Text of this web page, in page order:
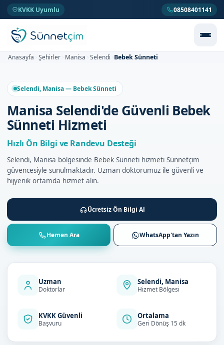
KVKK Uyumlu 08508401141
Anasayfa Şehirler Manisa Selendi Bebek Sünneti
Selendi, Manisa — Bebek Sünneti
Manisa Selendi'de Güvenli Bebek
Sünneti Hizmeti
Hızlı Ön Bilgi ve Randevu Desteği
Selendi, Manisa bölgesinde Bebek Sünneti hizmeti Sünnetçim
güvencesiyle sunulmaktadır. Uzman doktorumuz ile güvenli ve
hijyenik ortamda hizmet alın.
Ücretsiz Ön Bilgi Al
Hemen Ara WhatsApp'tan Yazın
Uzman
Doktorlar
Selendi, Manisa
Hizmet Bölgesi
KVKK Güvenli
Başvuru
Ortalama
Geri Dönüş 15 dk